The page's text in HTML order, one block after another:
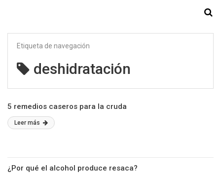
Etiqueta de navegación
deshidratación
5 remedios caseros para la cruda
Leer más
¿Por qué el alcohol produce resaca?